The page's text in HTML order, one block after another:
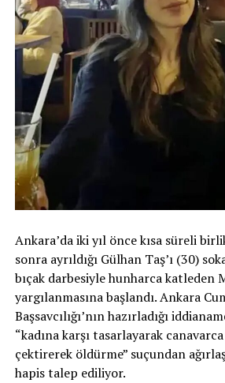
Ankara’da iki yıl önce kısa süreli
sonra ayrıldığı Gülhan Taş’ı (30)
bıçak darbesiyle hunharca katleden
yargılanmasına başlandı. Ankara
Başsavcılığı’nın hazırladığı
“kadına karşı tasarlayarak
çektirerek öldürme” suçundan
hapis talep ediliyor.